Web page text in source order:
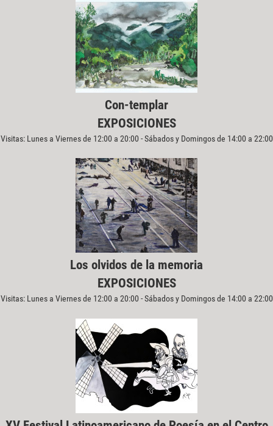
Con-templar
EXPOSICIONES
Visitas: Lunes a Viernes de 12:00 a 20:00 - Sábados y Domingos de 14:00 a 22:00
Los olvidos de la memoria
EXPOSICIONES
Visitas: Lunes a Viernes de 12:00 a 20:00 - Sábados y Domingos de 14:00 a 22:00